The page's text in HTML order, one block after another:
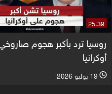
25:39
روسيا ترد بأكبر هجوم
أوكرانيا
l 19 يوليو 2026